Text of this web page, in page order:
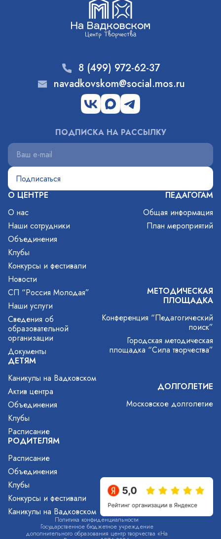
О ЦЕНТРЕ
О нас
Наши сотрудники
Объединения
Клубы
Конкурсы и фестивали
Новости
СП “Россия Молодая”
Наши услуги
Сведения об
образовательной
организации
Документы
ДЕТЯМ
Каникулы на Вадковском
Актив центра
Объединения
Клубы
Расписание
РОДИТЕЛЯМ
Расписание
Объединения
Клубы
Конкурсы и фестивали
Каникулы на Вадковском
ПЕДАГОГАМ
Общая информация
План мероприятий
МЕТОДИЧЕСКАЯ
ПЛОЩАДКА
Конференция “Педагогический
поиск”
Городская методическая
площадка “Сила творчества”
ДОЛГОЛЕТИЕ
Московское долголетие
8 (499) 972-62-37
navadkovskom@social.mos.ru
ПОДПИСКА НА РАССЫЛКУ
Государственное бюджетное учреждение
дополнительного образования центр творчества «На
Политика конфиденциальности